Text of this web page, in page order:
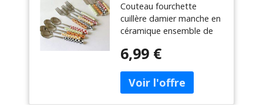
céramique
ensemble de
couverts vaisselle
occidentale
fourchette à
Dessert couteau
cuillère 3
pièces/ensemble
Couteau fourchette
cuillère damier manche en
céramique ensemble de
occidentale fourchette à
pièces/ensemble
6,99 €